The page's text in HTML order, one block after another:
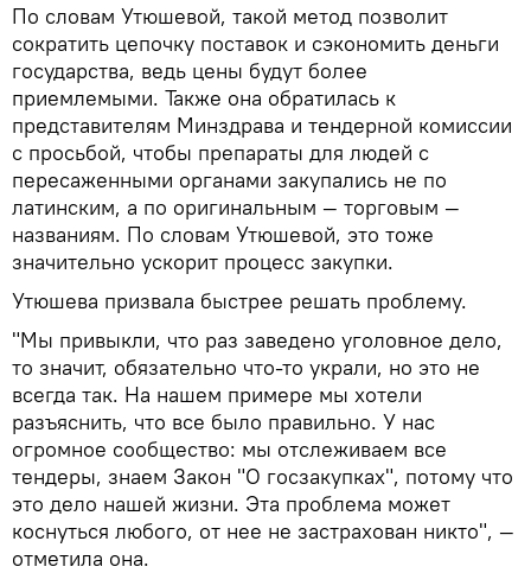
По словам Утюшевой, такой метод позволит
сократить цепочку поставок и сэкономить деньги
государства, ведь цены будут более
приемлемыми. Также она обратилась к
представителям Минздрава и тендерной комиссии
с просьбой, чтобы препараты для людей с
пересаженными органами закупались не по
латинским, а по оригинальным — торговым —
названиям. По словам Утюшевой, это тоже
значительно ускорит процесс закупки.
Утюшева призвала быстрее решать проблему.
"Мы привыкли, что раз заведено уголовное дело,
то значит, обязательно что-то украли, но это не
всегда так. На нашем примере мы хотели
разъяснить, что все было правильно. У нас
огромное сообщество: мы отслеживаем все
тендеры, знаем Закон "О госзакупках", потому что
это дело нашей жизни. Эта проблема может
коснуться любого, от нее не застрахован никто", —
отметила она.